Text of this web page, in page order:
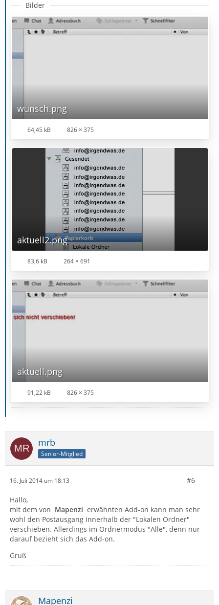
Bilder
wunsch.png
64,45 kB 826 × 375
aktuell2.png
83,6 kB 264 × 691
aktuell.png
91,22 kB 826 × 375
mrb
Senior-Mitglied
16. Juli 2014 um 18:13 #6
Hallo,
mit dem von Mapenzi erwähnten Add-on kann man sehr
wohl den Postausgang innerhalb der "Lokalen Ordner"
verschieben. Allerdings im Ordnermodus "Alle", denn nur
darauf bezieht sich das Add-on.
Gruß
Mapenzi